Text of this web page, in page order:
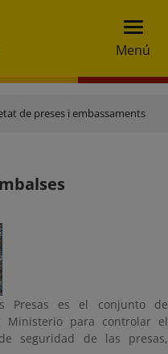
Menú
de preses i embassaments
Presas es el conjunto de
Ministerio para controlar el
seguridad de las presas,